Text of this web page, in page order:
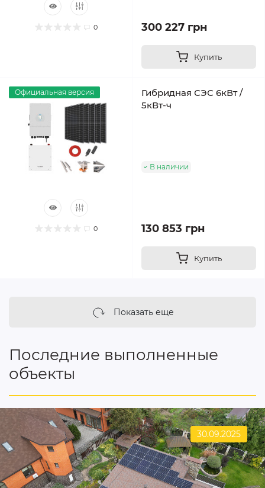
0 300 227 грн
Купить
Официальная версия
0
Гибридная СЭС 6кВт /
5кВт-ч
В наличии
130 853 грн
Купить
Показать еще
Последние выполненные
объекты
30.09.2025